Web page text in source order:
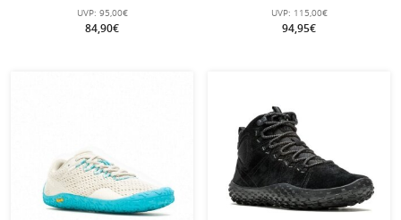
UVP: 95,00€
84,90€
UVP: 115,00€
94,95€